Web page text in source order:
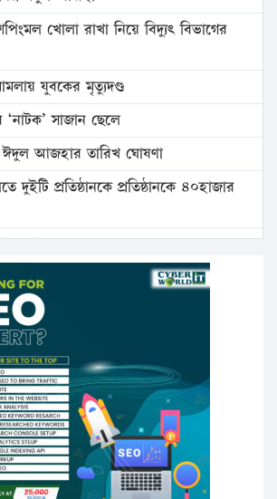
খোলা রাখা নিয়ে বিদ্যুৎ বিভাগের
যুবকের মৃত্যুদণ্ড
সাজান ছেলে
আজহার তারিখ ঘোষণা
দুইটি প্রতিষ্ঠানকে প্রতিষ্ঠানকে ৪০হাজার
বাড়ল
বিদ্যুতের দাম বাড়ানোর প্রস্তাব পিডিবির
মে ফেনী সফরে যাবেন প্রধানমন্ত্রী
অর্জন: পূর্ণ স্কলারশিপে যুক্তরাষ্ট্রে
কৃতি…
১৪ জনের প্রাণহানি
ও এইচএসসি পরীক্ষা
পুড়লো ৬ ব্যবসা প্রতিষ্ঠান